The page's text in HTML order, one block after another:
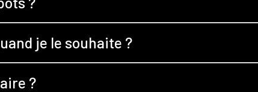
je le souhaite ?
?